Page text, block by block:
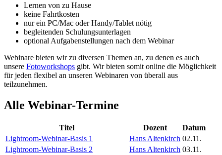
Lernen von zu Hause
keine Fahrtkosten
nur ein PC/Mac oder Handy/Tablet nötig
begleitenden Schulungsunterlagen
optional Aufgabenstellungen nach dem Webinar
Webinare bieten wir zu diversen Themen an, zu denen es auch
unsere Fotoworkshops gibt. Wir bieten somit online die Möglichkeit
für jeden flexibel an unseren Webinaren von überall aus
teilzunehmen.
Alle Webinar-Termine
Titel Dozent
Datum
Lightroom-Webinar-Basis 1
Hans Altenkirch 02.11.
Lightroom-Webinar-Basis 2
Hans Altenkirch 03.11.